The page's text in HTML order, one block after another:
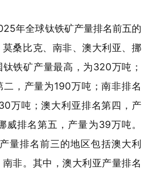
年全球钛铁矿产量排名前五的
桑比克、南非、澳大利亚、挪
铁矿产量最高，为320万吨；
，产量为190万吨；南非排名
万吨；澳大利亚排名第四，产
威排名第五，产量为39万吨。
量排名前三的地区包括澳大利
非。其中，澳大利亚产量排名